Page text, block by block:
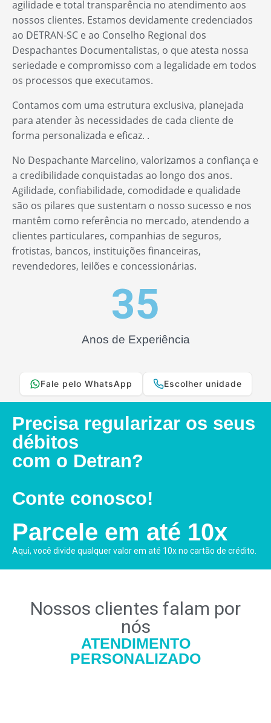
agilidade e total transparência no atendimento aos
nossos clientes. Estamos devidamente credenciados
ao DETRAN-SC e ao Conselho Regional dos
Despachantes Documentalistas, o que atesta nossa
seriedade e compromisso com a legalidade em todos
os processos que executamos.
Contamos com uma estrutura exclusiva, planejada
para atender às necessidades de cada cliente de
forma personalizada e eficaz. .
No Despachante Marcelino, valorizamos a confiança e
a credibilidade conquistadas ao longo dos anos.
Agilidade, confiabilidade, comodidade e qualidade
são os pilares que sustentam o nosso sucesso e nos
mantêm como referência no mercado, atendendo a
clientes particulares, companhias de seguros,
frotistas, bancos, instituições financeiras,
revendedores, leilões e concessionárias.
Anos de Experiência
35
Fale pelo WhatsApp Escolher unidade
Precisa regularizar os seus
débitos
com o Detran?
Conte conosco!
Parcele em até 10x
Aqui, você divide qualquer valor em até 10x no cartão de crédito.
Nossos clientes falam por
nós
ATENDIMENTO
PERSONALIZADO